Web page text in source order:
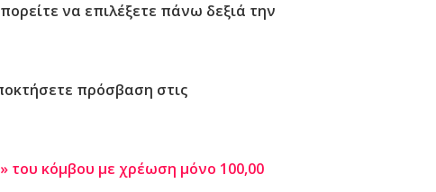
να επιλέξετε πάνω δεξιά την
πρόσβαση στις
κόμβου με χρέωση μόνο 100,00